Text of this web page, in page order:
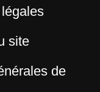
site
de